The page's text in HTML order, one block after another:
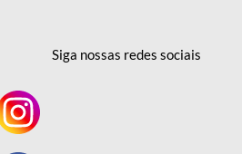
Siga nossas redessociais